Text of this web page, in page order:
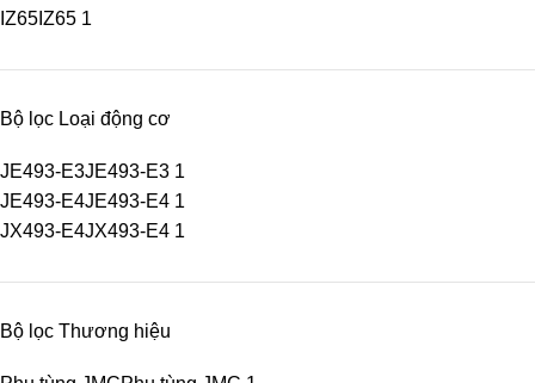
IZ65 IZ65 1
Bộ lọc Loại động cơ
JE493-E3JE493-E3 1
JE493-E4JE493-E4 1
JX493-E4JX493-E4 1
Bộ lọc Thương hiệu